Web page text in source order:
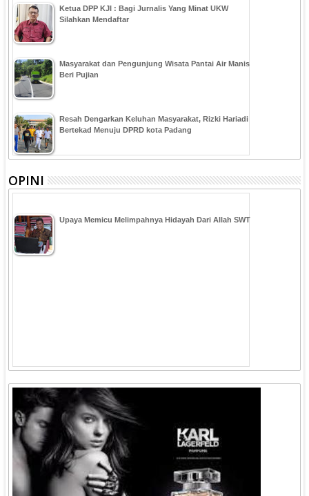
Ketua DPP KJI : Bagi Jurnalis Yang Minat UKW
Silahkan Mendaftar
Masyarakat dan Pengunjung Wisata Pantai Air Manis
Beri Pujian
Resah Dengarkan Keluhan Masyarakat, Rizki Hariadi
Bertekad Menuju DPRD kota Padang
OPINI
Upaya Memicu Melimpahnya Hidayah Dari Allah SWT